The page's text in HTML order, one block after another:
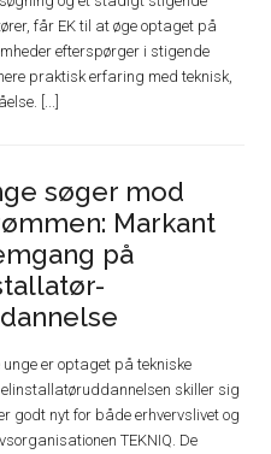
får EK til at øge optaget på
efterspørger i stigende
praktisk erfaring med teknisk,
[...]
søger mod
Markant
på
unge er optaget på tekniske
skiller sig
godt nyt for både erhvervslivet og
TEKNIQ. De